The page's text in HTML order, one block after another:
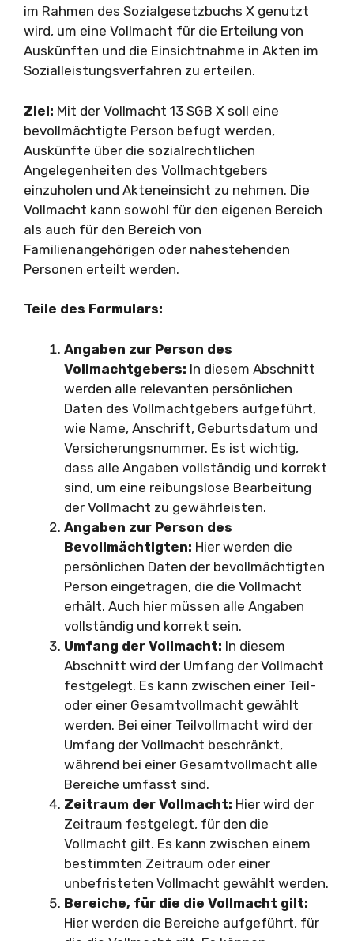
im Rahmen des Sozialgesetzbuchs X genutzt
wird, um eine Vollmacht für die Erteilung von
Auskünften und die Einsichtnahme in Akten im
Sozialleistungsverfahren zu erteilen.
Ziel: Mit der Vollmacht 13 SGB X soll eine
bevollmächtigte Person befugt werden,
Auskünfte über die sozialrechtlichen
Angelegenheiten des Vollmachtgebers
einzuholen und Akteneinsicht zu nehmen. Die
Vollmacht kann sowohl für den eigenen Bereich
als auch für den Bereich von
Familienangehörigen oder nahestehenden
Personen erteilt werden.
Teile des Formulars:
Angaben zur Person des
Vollmachtgebers: In diesem Abschnitt
werden alle relevanten persönlichen
Daten des Vollmachtgebers aufgeführt,
wie Name, Anschrift, Geburtsdatum und
Versicherungsnummer. Es ist wichtig,
dass alle Angaben vollständig und korrekt
sind, um eine reibungslose Bearbeitung
der Vollmacht zu gewährleisten.
Angaben zur Person des
Bevollmächtigten: Hier werden die
persönlichen Daten der bevollmächtigten
Person eingetragen, die die Vollmacht
erhält. Auch hier müssen alle Angaben
vollständig und korrekt sein.
Umfang der Vollmacht: In diesem
Abschnitt wird der Umfang der Vollmacht
festgelegt. Es kann zwischen einer Teil-
oder einer Gesamtvollmacht gewählt
werden. Bei einer Teilvollmacht wird der
Umfang der Vollmacht beschränkt,
während bei einer Gesamtvollmacht alle
Bereiche umfasst sind.
Zeitraum der Vollmacht: Hier wird der
Zeitraum festgelegt, für den die
Vollmacht gilt. Es kann zwischen einem
bestimmten Zeitraum oder einer
unbefristeten Vollmacht gewählt werden.
Bereiche, für die die Vollmacht gilt:
Hier werden die Bereiche aufgeführt, für